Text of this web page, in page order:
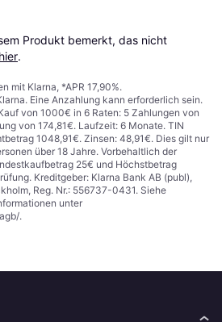
Produkt bemerkt, das nicht
.
mit Klarna, *APR 17,90%.
Eine Anzahlung kann erforderlich sein.
von 1000€ in 6 Raten: 5 Zahlungen von
von 174,81€. Laufzeit: 6 Monate. TIN
1048,91€. Zinsen: 48,91€. Dies gilt nur
über 18 Jahre. Vorbehaltlich der
25€ und Höchstbetrag
Kreditgeber: Klarna Bank AB (publ),
Reg. Nr.: 556737-0431. Siehe
unter
.